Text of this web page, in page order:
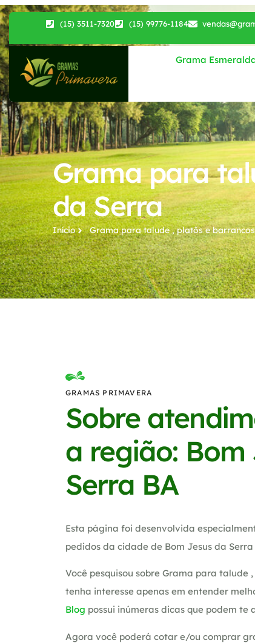
(15) 3511-7320 (15) 99776-1184
Grama
Grama para
da Serra
Início Grama para talude , platôs e
GRAMAS PRIMAVERA
Sobre
a região: Bom
Serra BA
Esta página foi desenvolvida
pedidos da cidade de Bom Jesus da Serra
Você pesquisou sobre Grama para talude
tenha interesse apenas em entender
Blog possui inúmeras dicas que podem te
Agora você poderá cotar e/ou comprar